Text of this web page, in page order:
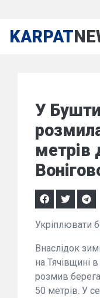
KARPAT
У
метрів
Укріплювати
Внаслідок
на Тячівщині
розмив
50 метрів. У